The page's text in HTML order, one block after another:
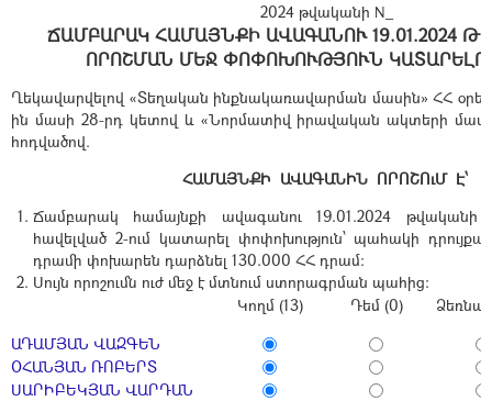
2024 թվականի N_
ՃԱՄԲԱՐԱԿ ՀԱՄԱՅՆՔԻ ԱՎԱԳԱՆՈՒ 19.01.2024
ՈՐՈՇՄԱՆ ՄԵՋ ՓՈՓՈԽՈՒԹՅՈՒՆ
Ղեկավարվելով «Տեղական ինքնակառավարման մասին» ՀՀ
ին մասի 28-րդ կետով և «Նորմատիվ իրավական ակտերի
հոդվածով.
ՀԱՄԱՅՆՔԻ ԱՎԱԳԱՆԻՆ ՈՐՈՇՈւՄ Է՝
Ճամբարակ համայնքի ավագանու 19.01.2024
հավելված 2-ում կատարել փոփոխություն՝ պահակի
դրամի փոխարեն դարձնել 130.000 ՀՀ դրամ:
Սույն որոշումն ուժ մեջ է մտնում ստորագրման պահից:
Կողմ (13)
Դեմ (0)
ԱԴԱՄՅԱՆ ՎԱԶԳԵՆ
ՕՀԱՆՅԱՆ ՌՈԲԵՐՏ
ՍԱՐԻԲԵԿՅԱՆ ՎԱՐԴԱՆ